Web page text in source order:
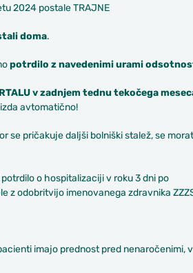
2024 postale TRAJNE
doma.
potrdilo z navedenimi urami
v zadnjem tednu tekočega
avtomatično!
se pričakuje daljši bolniški stalež, se
o hospitalizaciji v roku 3 dni po
z odobritvijo imenovanega zdravnika
imajo prednost pred nenaročenimi, v